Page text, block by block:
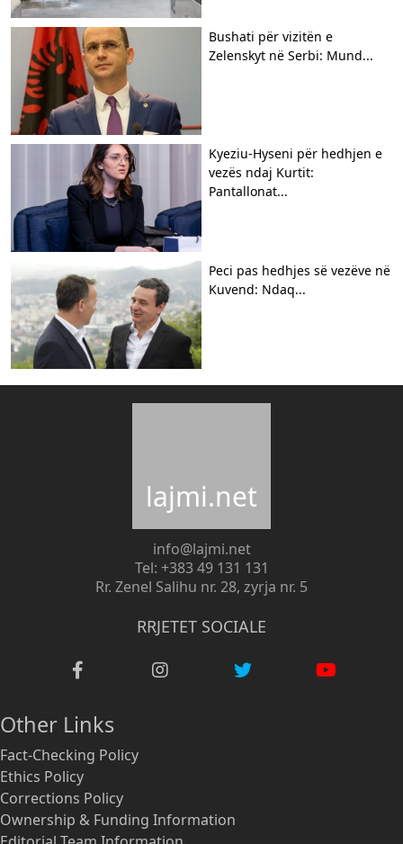
Bushati për vizitën e
Zelenskyt në Serbi: Mund...
Kyeziu-Hyseni për hedhjen e
vezës ndaj Kurtit:
Pantallonat...
Peci pas hedhjes së vezëve në
Kuvend: Ndaq...
lajmi.net
info@lajmi.net
Tel: +383 49 131 131
Rr. Zenel Salihu nr. 28, zyrja nr. 5
RRJETET SOCIALE
Other Links
Fact-Checking Policy
Ethics Policy
Corrections Policy
Ownership & Funding Information